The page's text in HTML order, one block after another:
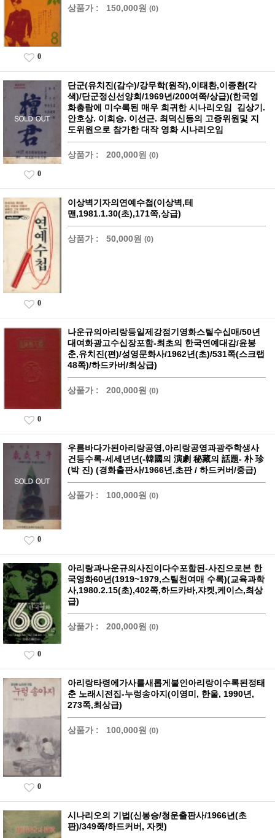
상품가 : 150,000원 (0)
0
단군(유치진(감수)/강무학(원작),이태환,이종환(각
색)/단군정신선양회/1969년/200여쪽/상급)(한국영
화총람에 미수록된 매우 희귀한 시나리오임 김상기.
안호상. 이희승. 이선근. 최덕신등의 고증위원및 지
도위원으로 참가한 대작 영화 시나리오임
상품가 : 200,000원 (0)
0
이상벽기자의연예수첩(이상벽,테
맨,1981.1.30(초),171쪽,상급)
상품가 : 50,000원 (0)
0
나운규의아리랑등일제강점기영화스틸수십매/50년
대여화광고수십장포함-최초의 한국연예대감/윤봉
춘,유치진(편)/성영문화사/1962년(초)/531쪽(스크랩
48쪽)/하드카버/최상급)
상품가 : 200,000원 (0)
0
우름바다가된아리랑공영,아리랑공영과광주학생사
건등수록-세세년년(-韓國의 演劇 秘藏의 話題- 朴 珍
(박 진) (경화출판사/1966년,초판 / 하드커버/중급)
상품가 : 100,000원 (0)
0
아리랑과나운규의사진이다수포함된-사진으로본 한
국영화60년(1919~1979,스틸천여매 수록)(교육과학
사,1980.2.15(초),402쪽,하드카바,쟈켓,케이스,최상
급)
상품가 : 200,000원 (0)
0
아리랑타령에가사를새롭게붙인아리랑이수록된정태
춘 노래시전집-누렁송아지(이영미, 한울, 1990년,
273쪽,최상급)
상품가 : 100,000원 (0)
0
시나리오의 기법(신봉승/청운출판사/1966년(초
판)/349쪽/하드커버, 자켓)